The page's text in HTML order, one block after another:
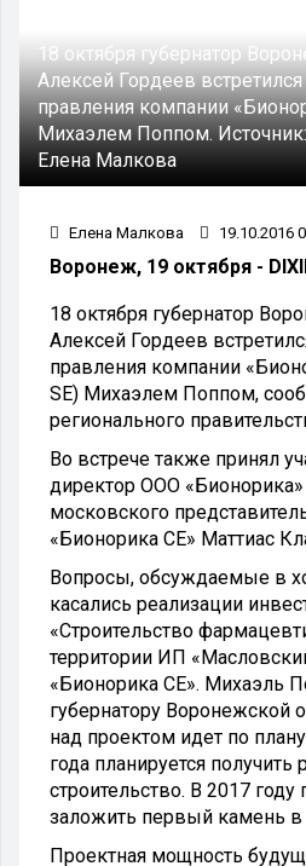
18 октября губернатор
Алексей Гордеев
правления компании
Михаэлем Поппом.
Елена Малкова
Елена Малкова 19.10.2016
Воронеж, 19 октября -
18 октября губернатор
Алексей Гордеев
правления компании
SE) Михаэлем Поппом,
регионального
Во встрече также принял
директор ООО «Бионорика»
московского
«Бионорика СЕ» Маттиас
Вопросы, обсуждаемые в
касались реализации
«Строительство
территории ИП
«Бионорика СЕ». Михаэль
губернатору Воронежской
над проектом идет по
года планируется
строительство. В 2017 году
заложить первый камень в
Проектная мощность